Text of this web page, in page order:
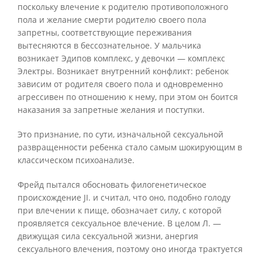
поскольку влечение к родителю противоположного
пола и желание смерти родителю своего пола
запретны, соответствующие переживания
вытесняются в бессознательное. У мальчика
возникает Эдипов комплекс, у девочки — комплекс
Электры. Возникает внутренний конфликт: ребенок
зависим от родителя своего пола и одновременно
агрессивен по отношению к нему, при этом он боится
наказания за запретные желания и поступки.
Это признание, по сути, изначальной сексуальной
развращенности ребенка стало самым шокирующим в
классическом психоанализе.
Фрейд пытался обосновать филогенетическое
происхождение JI. и считал, что оно, подобно голоду
при влечении к пище, обозначает силу, с которой
проявляется сексуальное влечение. В целом Л. —
движущая сила сексуальной жизни, анергия
сексуального влечения, поэтому оно иногда трактуется